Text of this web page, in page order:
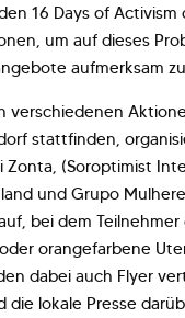
16 Days of Activism
um auf dieses
aufmerksam
verschiedenen
stattfinden,
Zonta, (Soroptimist
und Grupo
bei dem Teilnehmer
orangefarbene
dabei auch Flyer
die lokale Presse